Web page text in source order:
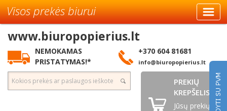
Visos prekės biurui
www.biuropopierius.lt
NEMOKAMAS
PRISTATYMAS!*
+370 604 81681
info@biuropopierius.lt
PREKIŲ
KREPŠELIS
Jūsų prekių